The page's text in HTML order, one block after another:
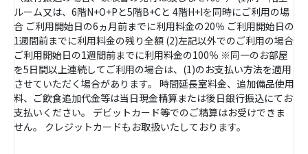
ルーム又は、6階N+O+Pと5階B+Cと 4階H+Iを同時にご利用の場
合 ご利用開始日の6ヵ月前までに利用料金の20％ ご利用開始日の
1週間前までに利用料金の残り全額 (2)左記以外でのご利用の場合
ご利用開始日の1週間前までに利用料金の100％ ※同一のお部屋
を5日間以上連続してご利用の場合は、(1)のお支払い方法を適用
させていただく場合があります。 時間延長室料金、追加備品使用
料、ご飲食追加代金等は当日現金精算または後日銀行振込にてお
支払いください。 デビットカード等でのご精算はお受けできま
せん。 クレジットカードもお取扱いたしております。